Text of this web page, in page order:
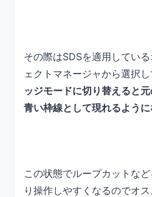
その際はSDSを適用してい
ェクトマネージャから選択し
ッジモードに切り替えると
青い枠線として現れるように
この状態でループカットな
り操作しやすくなるのでオス